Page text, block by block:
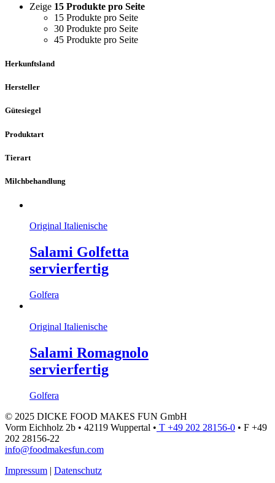
Zeige 15 Produkte pro Seite
15 Produkte pro Seite
30 Produkte pro Seite
45 Produkte pro Seite
Herkunftsland
Hersteller
Gütesiegel
Produktart
Tierart
Milchbehandlung
Original Italienische
Salami Golfetta
servierfertig
Golfera
Original Italienische
Salami Romagnolo
servierfertig
Golfera
© 2025 DICKE FOOD MAKES FUN GmbH
Vorm Eichholz 2b • 42119 Wuppertal • T +49 202 28156-0 • F +49
202 28156-22
info@foodmakesfun.com
Impressum | Datenschutz